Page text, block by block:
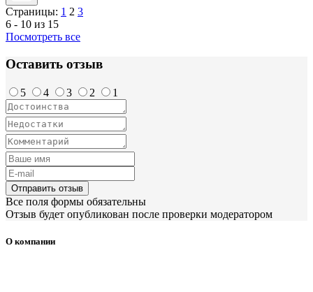
Страницы: 1 2 3
6 - 10 из 15
Посмотреть все
Оставить отзыв
5 4 3 2 1
Отправить отзыв
Все поля формы обязательны
Отзыв будет опубликован после проверки модератором
О компании